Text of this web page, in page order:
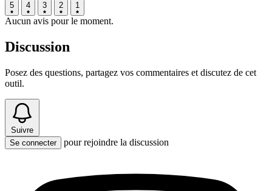
5 4 3 2 1
Aucun avis pour le moment.
Discussion
Posez des questions, partagez vos commentaires et discutez de cet
outil.
Suivre
Se connecter
pour rejoindre la discussion